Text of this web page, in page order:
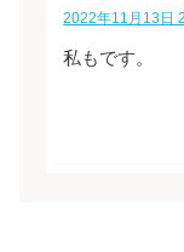
2022年11月13日
私もです。